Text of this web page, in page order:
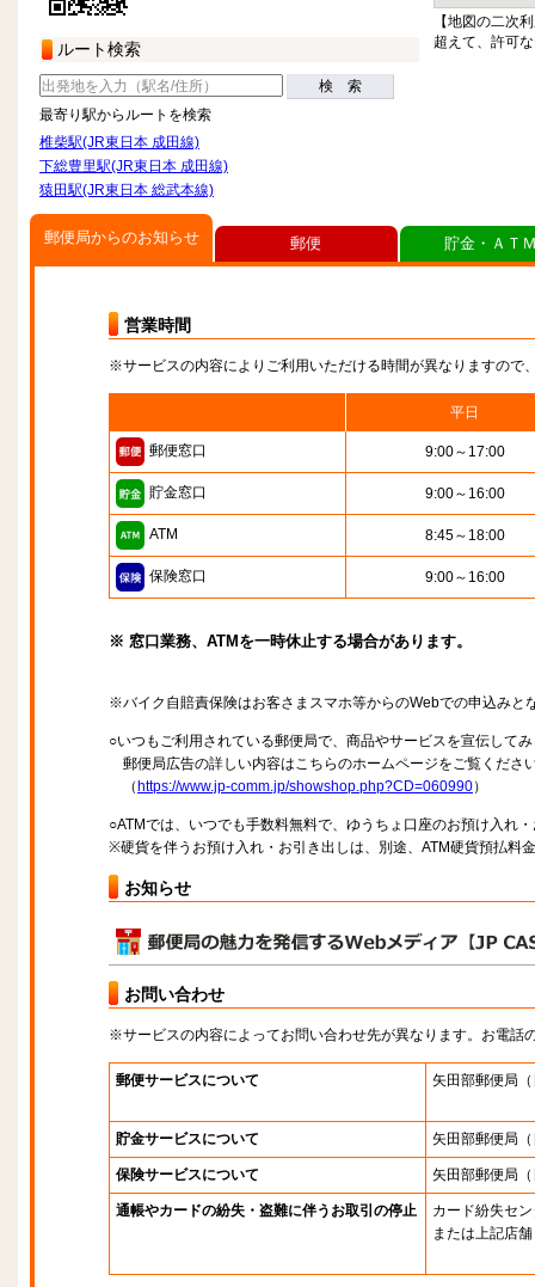
ルート検索
検 索
最寄り駅からルートを検索
椎柴駅(JR東日本 成田線)
下総豊里駅(JR東日本 成田線)
猿田駅(JR東日本 総武本線)
【地図の二次
超えて、許可
郵便局からのお知らせ
営業時間
※サービスの内容によりご利用いただける時間が異なりますので
平日
郵便窓口 9:00～17:00
貯金窓口 9:00～16:00
ATM 8:45～18:00
保険窓口 9:00～16:00
※ 窓口業務、ATMを一時休止する場合があります。
※バイク自賠責保険はお客さまスマホ等からのWebでの申込みと
○いつもご利用されている郵便局で、商品やサービスを宣伝して
郵便局広告の詳しい内容はこちらのホームページをご覧くださ
（ https://www.jp-comm.jp/showshop.php?CD=060990）
○ATMでは、いつでも手数料無料で、ゆうちょ口座のお預け入れ
※硬貨を伴うお預け入れ・お引き出しは、別途、ATM硬貨預払料
お知らせ
お問い合わせ
※サービスの内容によってお問い合わせ先が異なります。お電話
郵便サービスについて 矢田部郵便局
貯金サービスについて 矢田部郵便局
保険サービスについて 矢田部郵便局
通帳やカードの紛失・盗難に伴うお取引の停止
カード紛失セ
または上記店舗
郵便 貯金・ＡＴ